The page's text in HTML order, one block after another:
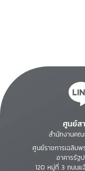
ศูนย์ส
สำนักงานคณ
ศูนย์ราชการเฉลิม
อาคารรัฐ
120 หมู่ที่ 3 ถนน